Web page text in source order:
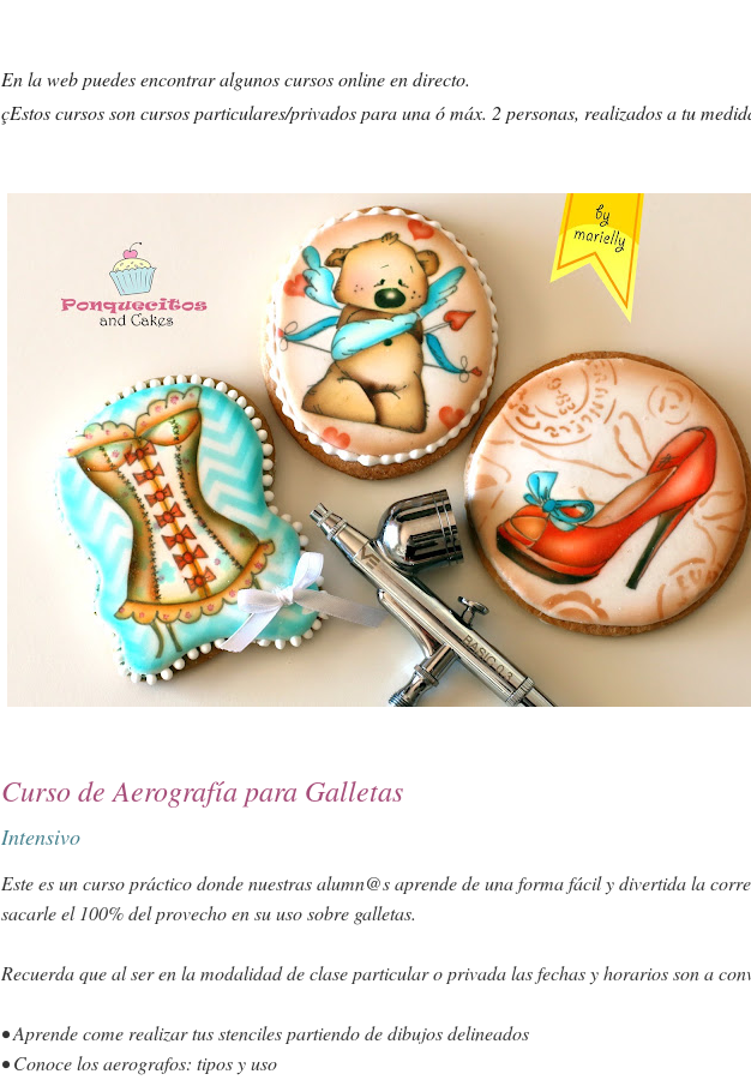
En la web puedes encontrar algunos cursos online en directo.
çEstos cursos son cursos particulares/privados para una ó máx. 2 personas, realizados a tu
Curso de Aerografía para Galletas
Intensivo
Este es un curso práctico donde nuestras alumn@s aprende de una forma fácil y divertida la
sacarle el 100% del provecho en su uso sobre galletas.
Recuerda que al ser en la modalidad de clase particular o privada las fechas y horarios son a
• Aprende come realizar tus stenciles partiendo de dibujos delineados
• Conoce los aerografos: tipos y uso